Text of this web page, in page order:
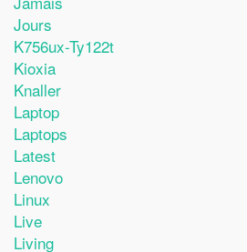
Jours
K756ux-Ty122t
Kioxia
Knaller
Laptop
Laptops
Latest
Lenovo
Linux
Live
Living